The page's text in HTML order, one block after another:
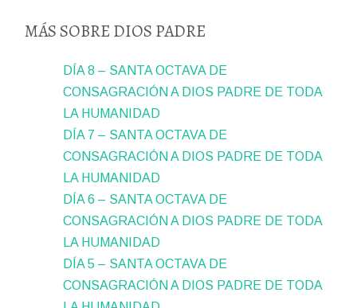
MÁS SOBRE DIOS PADRE
DÍA 8 – SANTA OCTAVA DE
CONSAGRACIÓN A DIOS PADRE DE TODA
LA HUMANIDAD
DÍA 7 – SANTA OCTAVA DE
CONSAGRACIÓN A DIOS PADRE DE TODA
LA HUMANIDAD
DÍA 6 – SANTA OCTAVA DE
CONSAGRACIÓN A DIOS PADRE DE TODA
LA HUMANIDAD
DÍA 5 – SANTA OCTAVA DE
CONSAGRACIÓN A DIOS PADRE DE TODA